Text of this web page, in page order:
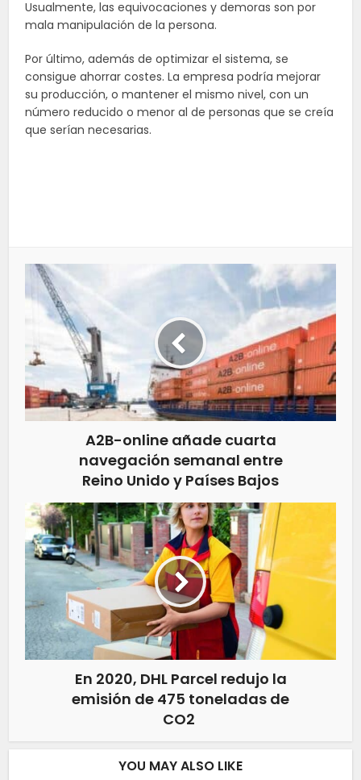
Usualmente, las equivocaciones y demoras son por
mala manipulación de la persona.
Por último, además de optimizar el sistema, se
consigue ahorrar costes. La empresa podría mejorar
su producción, o mantener el mismo nivel, con un
número reducido o menor al de personas que se creía
que serían necesarias.
A2B-online añade cuarta
navegación semanal entre
Reino Unido y Países Bajos
En 2020, DHL Parcel redujo la
emisión de 475 toneladas de
CO2
YOU MAY ALSO LIKE